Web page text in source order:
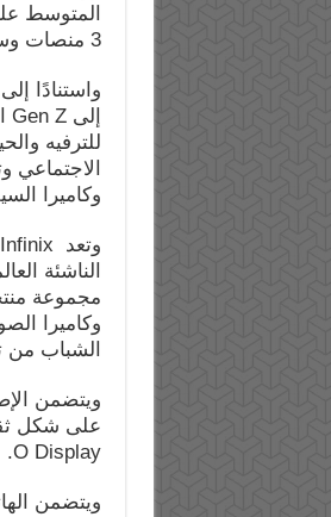
3 منصات وسائط اجتماعية تستخدمها Gen Z دوليًا في أغلب الأحيان.
للترفيه
وكاميرا
مجموعة
وكاميرا
الشباب من
O Display.